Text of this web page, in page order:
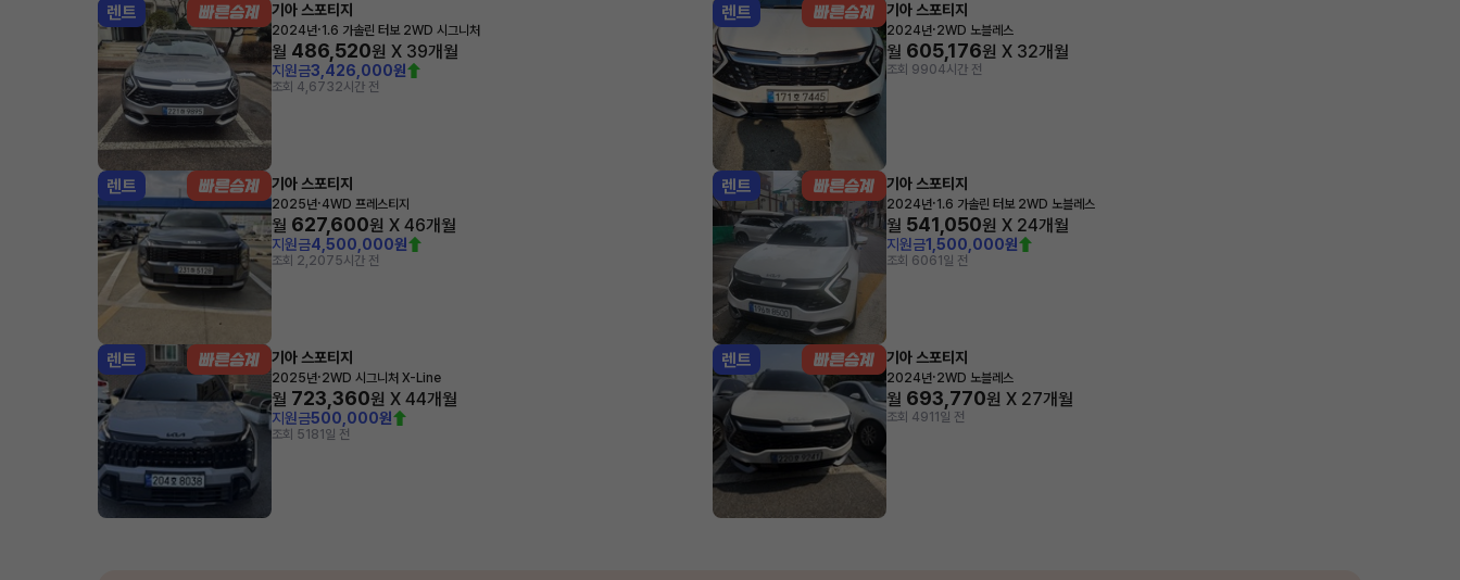
렌트 기아 스포티지
2024년·1.6 가솔린 터보 2WD 시그니처
월 486,520원 X 39개월
지원금3,426,000원
조회 4,6732시간 전
렌트 기아 스포티지
2024년·2WD 노블레스
월 605,176원 X 32개월
조회 9904시간 전
렌트 기아 스포티지
2025년·4WD 프레스티지
월 627,600원 X 46개월
지원금4,500,000원
조회 2,2075시간 전
렌트 기아 스포티지
2024년·1.6 가솔린 터보 2WD 노블레스
월 541,050원 X 24개월
지원금1,500,000원
조회 6061일 전
렌트 기아 스포티지
2025년·2WD 시그니처 X-Line
월 723,360원 X 44개월
지원금500,000원
조회 5181일 전
렌트 기아 스포티지
2024년·2WD 노블레스
월 693,770원 X 27개월
조회 491 1일 전